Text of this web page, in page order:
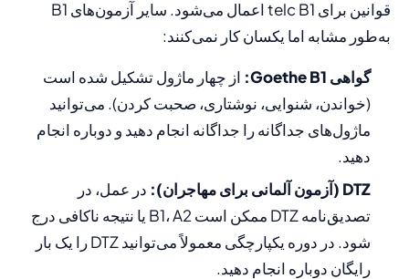
قوانین برای telc B1 اعمال می‌شود. سایر آزمون‌های B1
به‌طور مشابه اما یکسان کار نمی‌کنند:
گواهی Goethe B1:
از چهار ماژول تشکیل شده است
(خواندن، شنوایی، نوشتاری، صحبت کردن). می‌توانید
ماژول‌های جداگانه را جداگانه انجام دهید و دوباره انجام
دهید.
DTZ (آزمون آلمانی برای مهاجران):
در عمل، در
تصدیق‌نامه DTZ ممکن است B1، A2 یا نتیجه ناکافی درج
شود. در دوره یکپارچگی معمولاً می‌توانید DTZ را یک بار
رایگان دوباره انجام دهید.